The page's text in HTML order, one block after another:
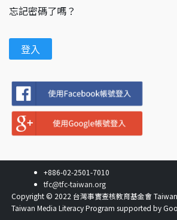
忘記密碼了嗎？
Copyright © 2022 台灣事實查核教育基金會
Taiwan Media Literacy Program supported by
+886-02-2501-7010
tfc@tfc-taiwan.org